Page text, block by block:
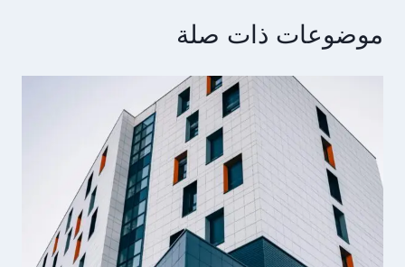
موضوعات ذات صلة